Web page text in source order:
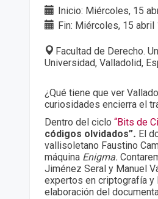
Inicio: Miércoles, 15
Fin: Miércoles, 15 abril
Facultad de Derecho.
Universidad, Valladolid,
¿Qué tiene que ver
curiosidades encierra el
Dentro del ciclo “Bits de
códigos olvidados”. El
vallisoletano Faustino
máquina Enigma.
Jiménez Seral y Manuel
expertos en criptografía y
elaboración del